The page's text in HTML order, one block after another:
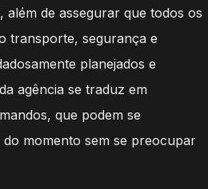
de assegurar que todos os
transporte, segurança e
planejados e
agência se traduz em
que podem se
momento sem se preocupar